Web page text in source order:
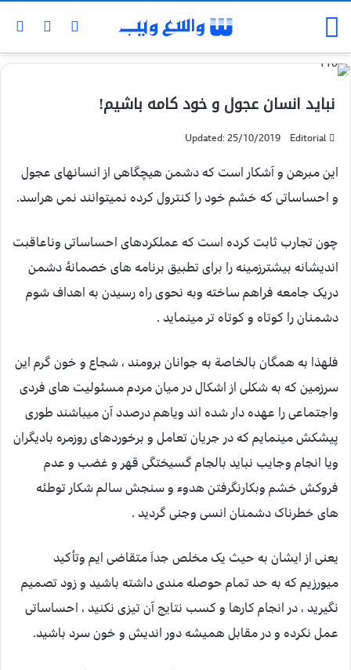
نباید انسان عجول و خود کامه باشیم!
Editorial
Updated: 25/10/2019
این مبرهن و آشکار است که دشمن هیچگاهی از انسانهای عجول
و احساساتی که خشم خود را کنترول کرده نمیتوانند نمی هراسد.
چون تجارب ثابت کرده است که عملکردهای احساساتی وناعاقبت
اندیشانه بیشترزمینه را برای تطبیق برنامه های خصمانۀ دشمن
دریک جامعه فراهم ساخته وبه نحوی راه رسیدن به اهداف شوم
دشمنان را کوتاه و کوتاه تر مینماید .
فلهذا به همگان بالخاصة به جوانان برومند ، شجاع و خون گرم این
سرزمین که به شکلی از اشکال در میان مردم مسئولیت های فردی
واجتماعی را عهده دار شده اند ویاهم درصدد آن میباشند طوری
پیشکش مینمایم که در جریان تعامل و برخوردهای روزمره بادیگران
ویا انجام وجایب نباید بالجام گسیختگی قهر و غضب و عدم
فروکش خشم وبکارنگرفتن هدوء و سنجش سالم شکار توطئه
های خطرناک دشمنان انسی وجنی گردید .
یعنی از ایشان به حیث یک مخلص جداَ متقاضی ایم وتأکید
میورزیم که به حد تمام حوصله مندی داشته باشید و زود تصمیم
نگیرید ، در انجام کارها و کسب نتایج آن تیزی نکنید ، احساساتی
عمل نکرده و در مقابل همیشه دور اندیش و خون سرد باشید.